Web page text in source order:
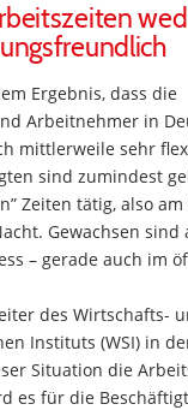
Ergebnis, dass die
Arbeitnehmer in
mittlerweile sehr
sind zumindest
Zeiten tätig, also am
Gewachsen sind
– gerade auch im
des Wirtschafts-
Instituts (WSI) in
Situation die
es für die